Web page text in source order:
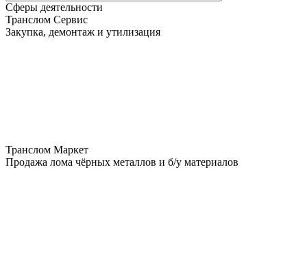
Сферы деятельности
Транслом Сервис
Закупка, демонтаж и утилизация
Транслом Маркет
Продажа лома чёрных металлов и б/у материалов